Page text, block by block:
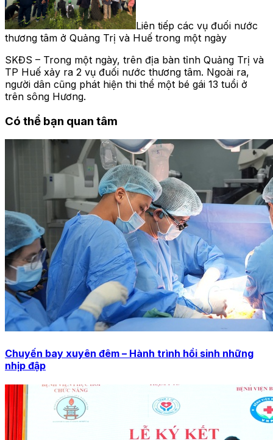
Liên tiếp các vụ đuối nước
thương tâm ở Quảng Trị và Huế trong một ngày
SKĐS – Trong một ngày, trên địa bàn tỉnh Quảng Trị và
TP Huế xảy ra 2 vụ đuối nước thương tâm. Ngoài ra,
người dân cũng phát hiện thi thể một bé gái 13 tuổi ở
trên sông Hương.
Có thể bạn quan tâm
Chuyến bay xuyên đêm – Hành trình hồi sinh những
nhịp đập